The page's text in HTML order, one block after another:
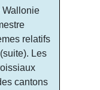
Wallonie
relatifs
Les
cantons